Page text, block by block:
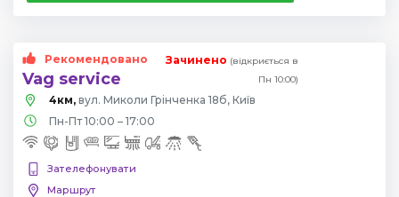
Рекомендовано
Vag service
Зачинено (відкриється в
Пн 10:00)
4км, вул. Миколи Грінченка 18б, Київ
Пн-Пт 10:00 – 17:00
Зателефонувати
Маршрут